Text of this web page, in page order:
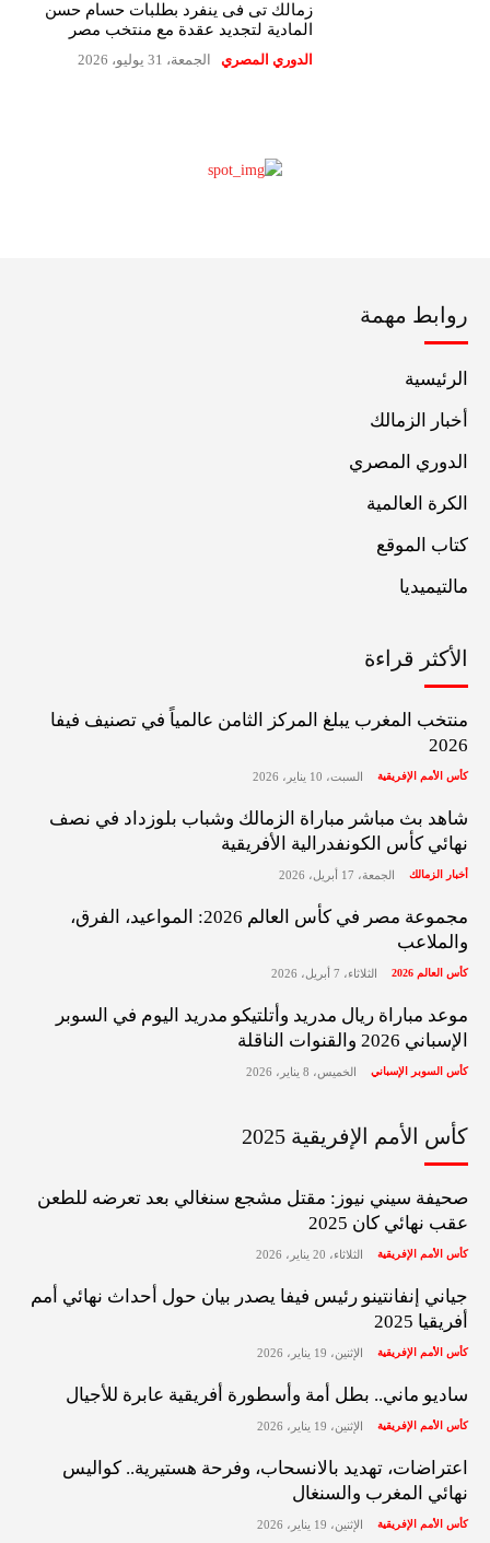
زمالك تى فى ينفرد بطلبات حسام حسن
المادية لتجديد عقدة مع منتخب مصر
الدوري المصري الجمعة، 31 يوليو، 2026
روابط مهمة
الرئيسية
أخبار الزمالك
الدوري المصري
الكرة العالمية
كتاب الموقع
مالتيميديا
الأكثر قراءة
منتخب المغرب يبلغ المركز الثامن عالمياً في تصنيف فيفا
2026
كأس الأمم الإفريقية السبت، 10 يناير، 2026
شاهد بث مباشر مباراة الزمالك وشباب بلوزداد في نصف
نهائي كأس الكونفدرالية الأفريقية
أخبار الزمالك الجمعة، 17 أبريل، 2026
مجموعة مصر في كأس العالم 2026: المواعيد، الفرق،
والملاعب
كأس العالم 2026 الثلاثاء، 7 أبريل، 2026
موعد مباراة ريال مدريد وأتلتيكو مدريد اليوم في السوبر
الإسباني 2026 والقنوات الناقلة
كأس السوبر الإسباني الخميس، 8 يناير، 2026
كأس الأمم الإفريقية 2025
صحيفة سيني نيوز: مقتل مشجع سنغالي بعد تعرضه للطعن
عقب نهائي كان 2025
كأس الأمم الإفريقية الثلاثاء، 20 يناير، 2026
جياني إنفانتينو رئيس فيفا يصدر بيان حول أحداث نهائي أمم
أفريقيا 2025
كأس الأمم الإفريقية الإثنين، 19 يناير، 2026
ساديو ماني.. بطل أمة وأسطورة أفريقية عابرة للأجيال
كأس الأمم الإفريقية الإثنين، 19 يناير، 2026
اعتراضات، تهديد بالانسحاب، وفرحة هستيرية.. كواليس
نهائي المغرب والسنغال
كأس الأمم الإفريقية الإثنين، 19 يناير، 2026